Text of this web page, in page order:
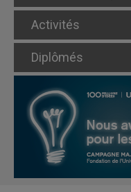
Activités
Diplômés